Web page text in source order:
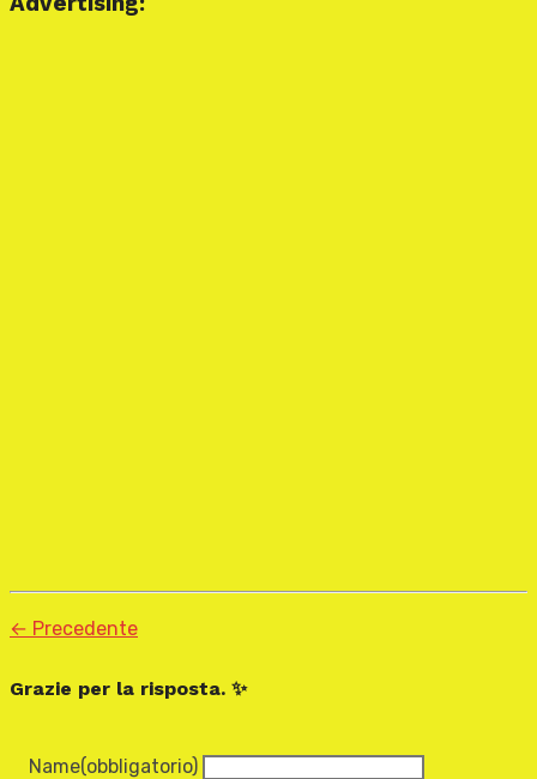
← Precedente
Grazie per la risposta. ✨
Name(obbligatorio)